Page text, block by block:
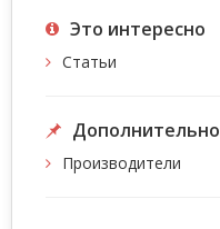
Это интересно
Статьи
Дополнительно
Производители